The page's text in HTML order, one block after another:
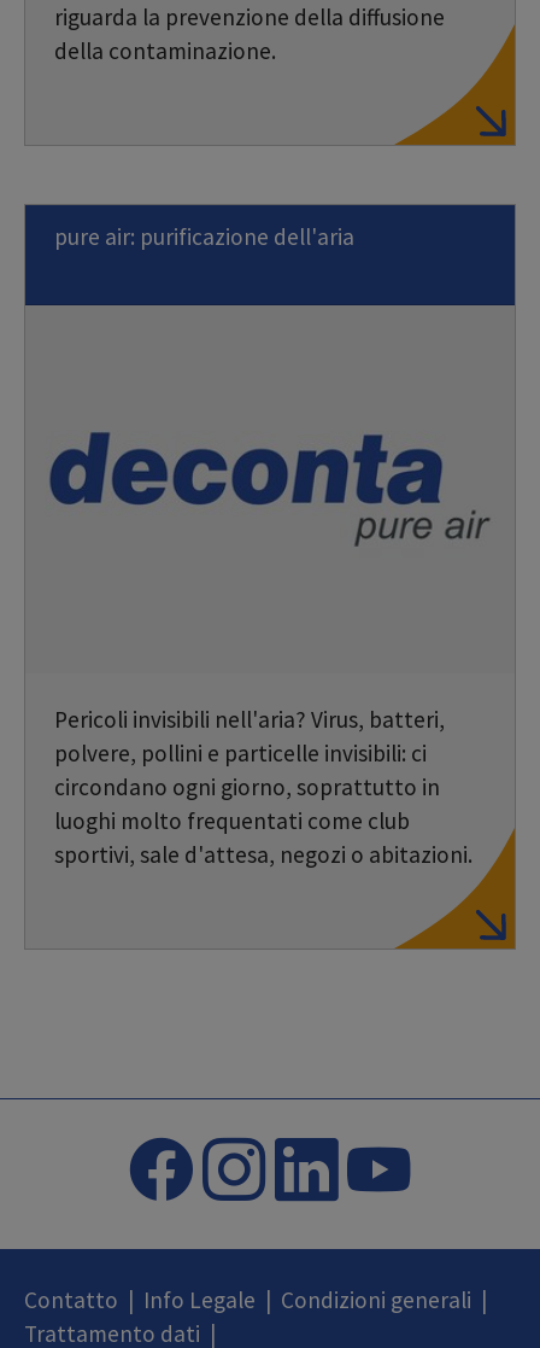
riguarda la prevenzione della diffusione
della contaminazione.
pure air: purificazione dell'aria
Pericoli invisibili nell'aria? Virus, batteri,
polvere, pollini e particelle invisibili: ci
circondano ogni giorno, soprattutto in
luoghi molto frequentati come club
sportivi, sale d'attesa, negozi o abitazioni.
Contatto Info Legale Condizioni generali
Trattamento dati